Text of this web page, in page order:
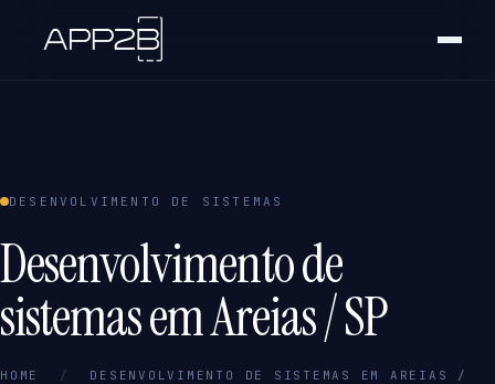
DESENVOLVIMENTO DE SISTEMAS
Desenvolvimento de
sistemas em Areias / SP
HOME /
DESENVOLVIMENTO DE SISTEMAS EM AREIAS /